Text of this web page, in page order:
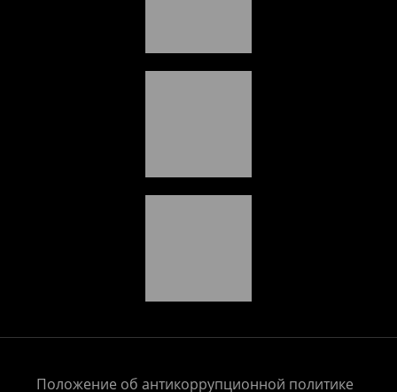
Положение об антикоррупционной политике